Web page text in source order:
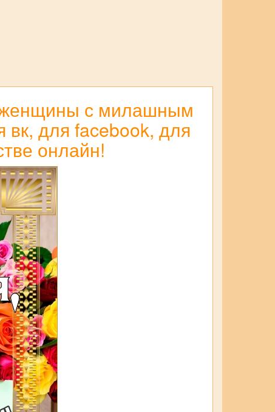
женщины с милашным
для facebook, для
онлайн!